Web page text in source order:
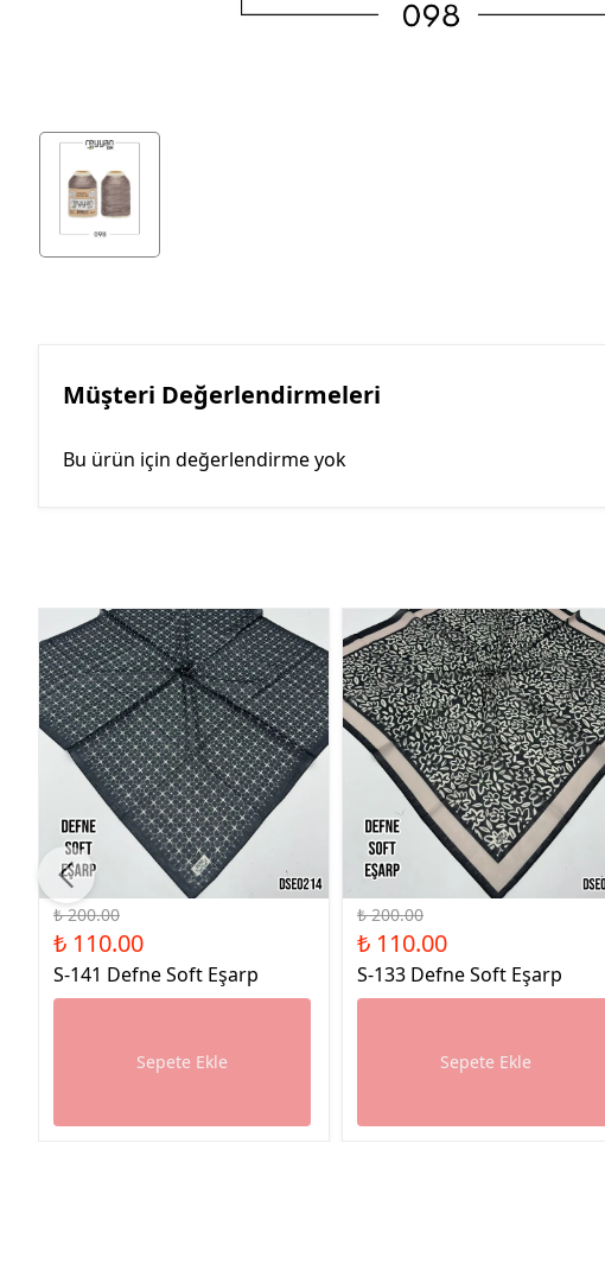
Müşteri Değerlendirmeleri
Bu ürün için değerlendirme yok
%45 İndirim
₺ 200.00
₺ 110.00
S-141 Defne Soft Eşarp
Sepete Ekle
%45 İndirim
₺ 200.00
₺ 110.00
S-133 Defne Soft Eşarp
Sepete Ekle